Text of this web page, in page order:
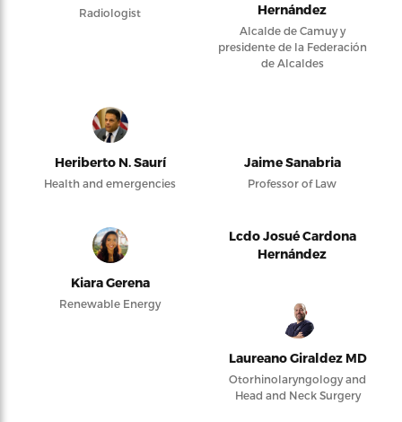
Radiologist
Hernández
Alcalde de Camuy y
presidente de la Federación
de Alcaldes
Heriberto N. Saurí
Health and emergencies
Jaime Sanabria
Professor of Law
Kiara Gerena
Renewable Energy
Lcdo Josué Cardona
Hernández
Laureano Giraldez MD
Otorhinolaryngology and
Head and Neck Surgery